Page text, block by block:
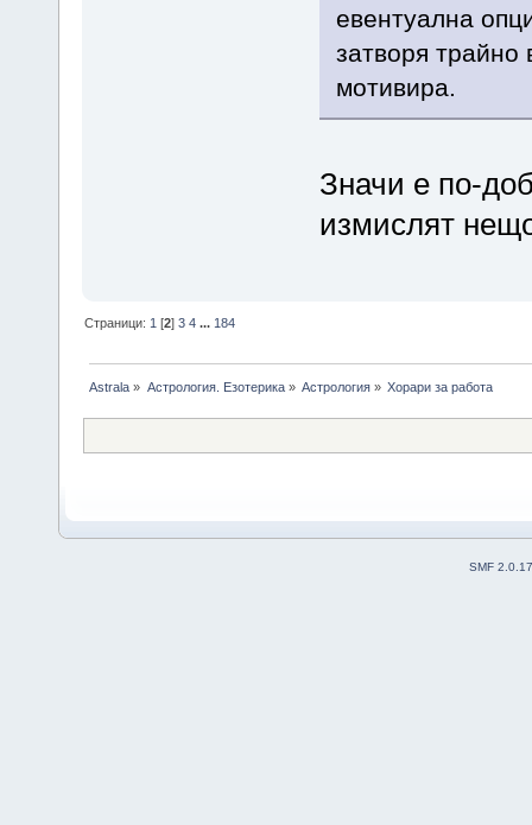
евентуална
затворя
мотивира.
Значи е по-
измислят
Страници: 1 [2]3 4 ... 184
Astrala » Астрология. Езотерика» Астрология» Хорари за работа
SMF 2.0.17